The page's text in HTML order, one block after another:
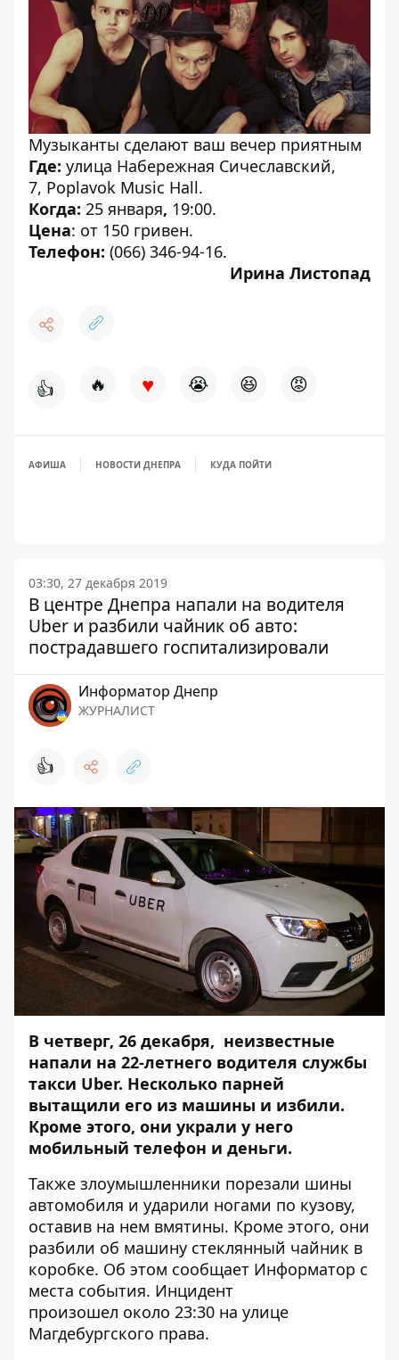
Музыканты сделают ваш вечер приятным
Где: улица Набережная Сичеславский,
7, Poplavok Music Hall.
Когда: 25 января, 19:00.
Цена: от 150 гривен.
Телефон: (066) 346-94-16.
Ирина Листопад
👍 🔥 ♥ 😭 😆 😡
АФИША НОВОСТИ ДНЕПРА КУДА ПОЙТИ
03:30, 27 декабря 2019
В центре Днепра напали на водителя
Uber и разбили чайник об авто:
пострадавшего госпитализировали
Информатор Днепр
ЖУРНАЛИСТ
👍
В четверг, 26 декабря, неизвестные
напали на 22-летнего водителя службы
такси Uber. Несколько парней
вытащили его из машины и избили.
Кроме этого, они украли у него
мобильный телефон и деньги.
Также злоумышленники порезали шины
автомобиля и ударили ногами по кузову,
оставив на нем вмятины. Кроме этого, они
разбили об машину стеклянный чайник в
коробке. Об этом сообщает Информатор с
места события. Инцидент
произошел около 23:30 на улице
Магдебургского права.